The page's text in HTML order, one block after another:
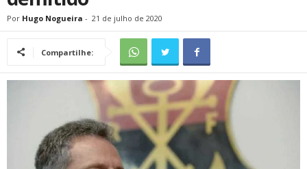
Por Hugo Nogueira - 21 de julho de 2020
Compartilhe: